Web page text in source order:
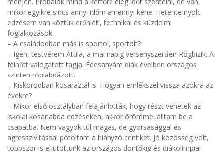
mikor egyikre sincs annyi időm amennyi kéne. Hetente nyolc
edzésem van köztük erőnléti, technikai és küzdelmi
foglalkozások.
– A családodban más is sportol, sportolt?
– Igen, testvérem Attila, a mai napig versenyszerűen Rögbizik. A
felnőtt válogatott tagja. Édesanyám diák éveiben országos
szinten röplabdázott.
– Kiskorodban kosaraztál is. Hogyan emlékszel vissza azokra az
évekre?
– Mikor első osztályban felajánlották, hogy részt vehetek az
iskolai kosárlabda edzéseken, akkor örömmel álltam be a
csapatba. Nem vagyok túl magas, de gyorsasággal és
agresszivitással pótoltam a hiányzó centiket. Jó közösség volt,
többször is eljutottunk az országos döntőkig és diákolimpiai